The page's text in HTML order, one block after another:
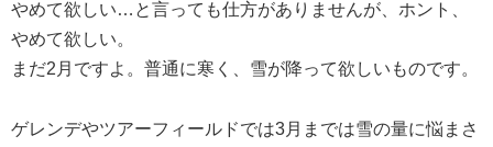
やめて欲しい…と言っても仕方がありませんが、ホント、
やめて欲しい。
まだ2月ですよ。普通に寒く、雪が降って欲しいものです。
ゲレンデやツアーフィールドでは3月までは雪の量に悩まさ